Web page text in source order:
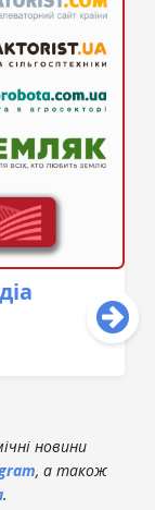
новини
, а також
.